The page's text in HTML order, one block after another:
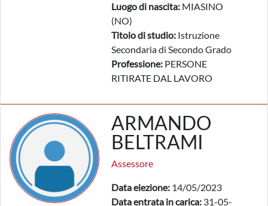
Luogo di nascita: MIASINO
(NO)
Titolo di studio: Istruzione
Secondaria di Secondo Grado
Professione: PERSONE
RITIRATE DAL LAVORO
ARMANDO
BELTRAMI
Assessore
Data elezione: 14/05/2023
Data entrata in carica: 31-05-